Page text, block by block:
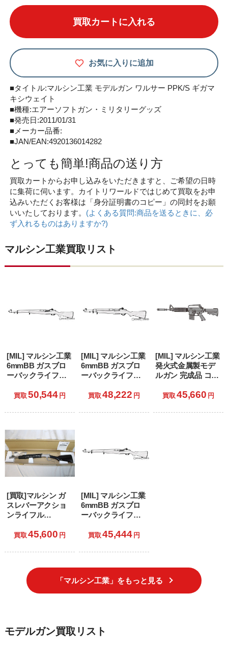
買取カートに入れる
お気に入りに追加
■タイトル:マルシン工業 モデルガン ワルサー PPK/S ギガマ
キシウェイト
■機種:エアーソフトガン・ミリタリーグッズ
■発売日:2011/01/31
■メーカー品番:
■JAN/EAN:4920136014282
とっても簡単!商品の送り方
買取カートからお申し込みをいただきますと、ご希望の日時
に集荷に伺います。カイトリワールドではじめて買取をお申
込みいただくお客様は「身分証明書のコピー」の同封をお願
いいたしております。 (よくある質問:商品を送るときに、必
ず入れるものはありますか?)
マルシン工業買取リスト
[MIL] マルシン工業
6mmBB ガスブロ
ーバックライフル
ルナットストック
専用)
買取 50,544 円
[MIL] マルシン工業
6mmBB ガスブロ
ーバックライフル
ルナットストック
専用)
買取 48,222 円
[MIL] マルシン工業
発火式金属製モデ
ルガン 完成品 コル
ルミカートリッジ
買取 45,660 円
[買取]マルシン ガ
スレバーアクショ
ンライフル
ゼロ シルバー (18
買取 45,600 円
[MIL] マルシン工業
6mmBB ガスブロ
ーバックライフル
ストック ダーク×ダ
以上専用)
買取 45,444 円
「マルシン工業」をもっと見る
モデルガン買取リスト